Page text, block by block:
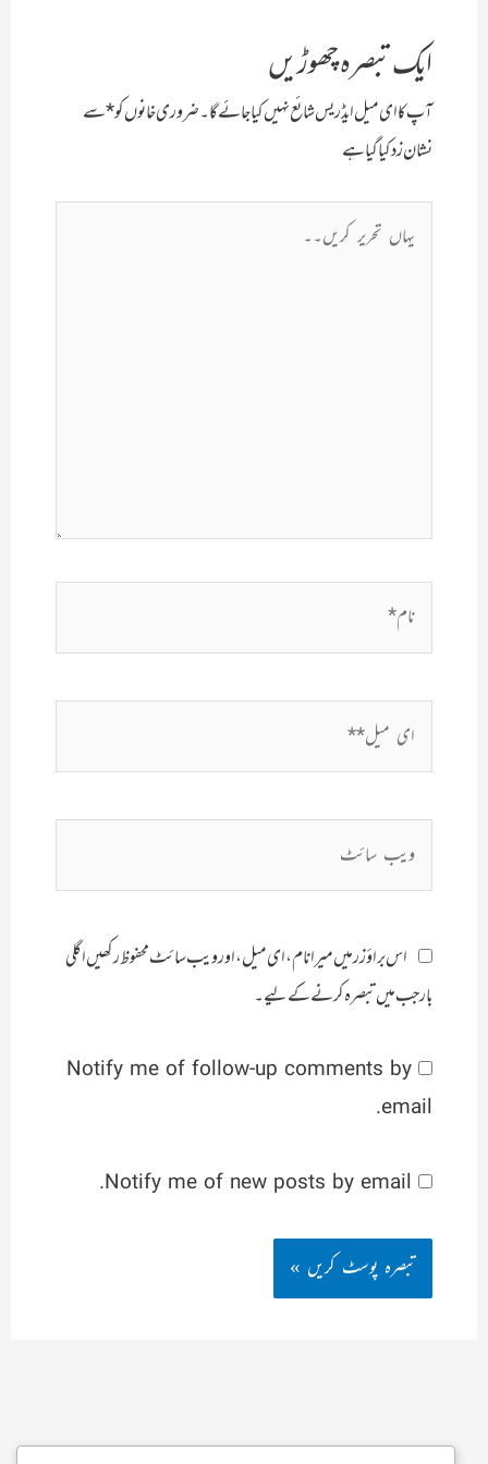
ایک تبصرہ چھوڑیں
آپ کا ای میل ایڈریس شائع نہیں کیا جائے گا۔ضروری خانوں کو*سے
نشان زد کیا گیا ہے
تحریر
میل**
اس براؤزر میں میرا نام، ای میل، اور ویب سائٹ محفوظ رکھیں اگلی
بار جب میں تبصرہ کرنے کےلیے۔
Notify me of follow-up comments by
email.
Notify me of new posts by email.